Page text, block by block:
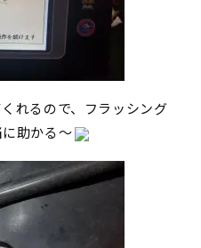
れるので、フラッシング
助かる～